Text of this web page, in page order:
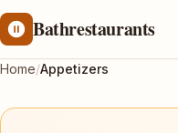
Bathrestaurants
Home/Appetizers